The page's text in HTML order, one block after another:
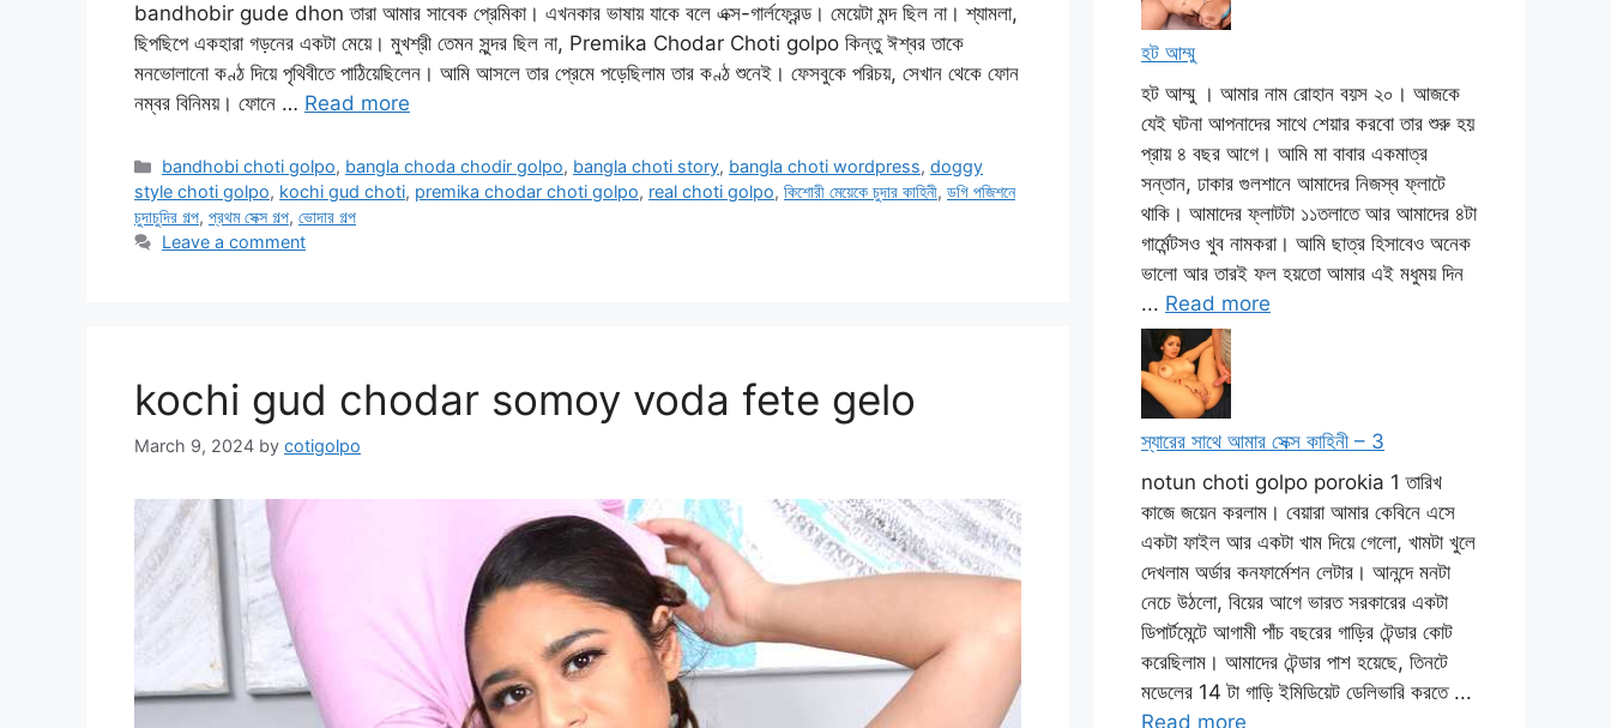
bandhobir gude dhon তারা আমার সাবেক প্রেমিকা। এখনকার ভাষায় যাকে বলে এক্স-গার্লফ্রেন্ড। মেয়েটা মন্দ ছিল না। শ্যামলা,
ছিপছিপে একহারা গড়নের একটা মেয়ে। মুখশ্রী তেমন সুন্দর ছিল না, Premika Chodar Choti golpo কিন্তু ঈশ্বর তাকে
মনভোলানো কণ্ঠ দিয়ে পৃথিবীতে পাঠিয়েছিলেন। আমি আসলে তার প্রেমে পড়েছিলাম তার কণ্ঠ শুনেই। ফেসবুকে পরিচয়, সেখান থেকে ফোন
নম্বর বিনিময়। ফোনে … Read more
Categories
bandhobi choti golpo, bangla choda chodir golpo, bangla choti story, bangla choti wordpress,doggy
style choti golpo, kochi gud choti, premika chodar choti golpo, real choti golpo, কিশোরী মেয়েকে চুদার কাহিনী, ডগি পজিশনে
চুদাচুদির গল্প, প্রথম সেক্স গল্প, ভোদার গল্প
Leave a comment
kochi gud chodar somoy voda fete gelo
March 9, 2024 by cotigolpo
হট আম্মু
হট আম্মু । আমার নাম রোহান বয়স ২০। আজকে
যেই ঘটনা আপনাদের সাথে শেয়ার করবো তার শুরু হয়
প্রায় ৪ বছর আগে। আমি মা বাবার একমাত্র
সন্তান, ঢাকার গুলশানে আমাদের নিজস্ব ফ্লাটে
থাকি। আমাদের ফ্লাটটা ১১তলাতে আর আমাদের ৪টা
গার্মেন্টসও খুব নামকরা। আমি ছাত্র হিসাবেও অনেক
ভালো আর তারই ফল হয়তো আমার এই মধুময় দিন
... Read more
স্যারের সাথে আমার সেক্স কাহিনী – 3
notun choti golpo porokia 1 তারিখ
কাজে জয়েন করলাম। বেয়ারা আমার কেবিনে এসে
একটা ফাইল আর একটা খাম দিয়ে গেলো, খামটা খুলে
দেখলাম অর্ডার কনফার্মেশন লেটার। আনন্দে মনটা
নেচে উঠলো, বিয়ের আগে ভারত সরকারের একটা
ডিপার্টমেন্টে আগামী পাঁচ বছরের গাড়ির টেন্ডার কোট
করেছিলাম। আমাদের টেন্ডার পাশ হয়েছে, তিনটে
মডেলের 14 টা গাড়ি ইমিডিয়েট ডেলিভারি করতে ...
Read more